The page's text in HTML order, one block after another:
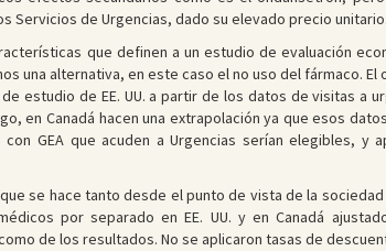
Servicios de Urgencias, dado su elevado precio unitario.
que definen a un estudio de evaluación
una alternativa, en este caso el no uso del fármaco.
estudio de EE. UU. a partir de los datos de visitas a
en Canadá hacen una extrapolación ya que esos
GEA que acuden a Urgencias serían elegibles, y
se hace tanto desde el punto de vista de la
por separado en EE. UU. y en Canadá
de los resultados. No se aplicaron tasas de